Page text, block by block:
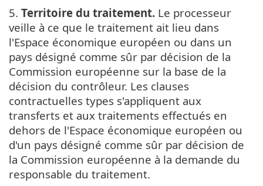
5. Territoire du traitement. Le processeur
veille à ce que le traitement ait lieu dans
l'Espace économique européen ou dans un
pays désigné comme sûr par décision de la
Commission européenne sur la base de la
décision du contrôleur. Les clauses
contractuelles types s'appliquent aux
transferts et aux traitements effectués en
dehors de l'Espace économique européen ou
d'un pays désigné comme sûr par décision de
la Commission européenne à la demande du
responsable du traitement.